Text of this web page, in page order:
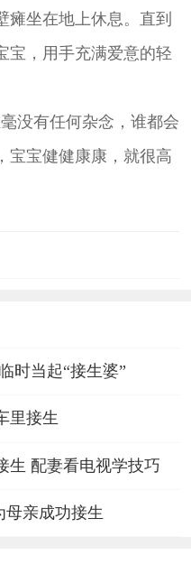
瘫坐在地上休息。直到
宝，用手充满爱意的轻
有任何杂念，谁都会
宝宝健健康康，就很高
时当起“接生婆”
里接生
生 配妻看电视学技巧
母亲成功接生